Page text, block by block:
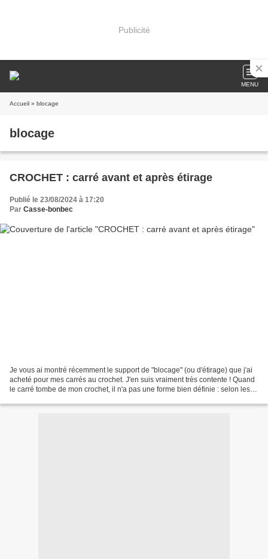
Publicité
MENU
Accueil » blocage
blocage
CROCHET : carré avant et après étirage
Publié le 23/08/2024 à 17:20
Par Casse-bonbec
Je vous ai montré récemment le support de "blocage" (ou d'étirage) que j'ai
acheté pour mes carrés au crochet. J'en suis vraiment très contente ! Quand
le carré tombe de mon crochet, il n'a pas une forme bien définie : selon les